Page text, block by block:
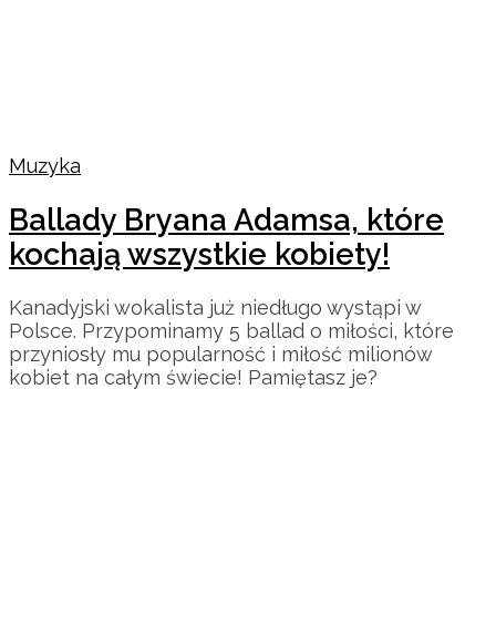
Muzyka
Ballady Bryana Adamsa, które
kochają wszystkie kobiety!
Kanadyjski wokalista już niedługo wystąpi w
Polsce. Przypominamy 5 ballad o miłości, które
przyniosły mu popularność i miłość milionów
kobiet na całym świecie! Pamiętasz je?